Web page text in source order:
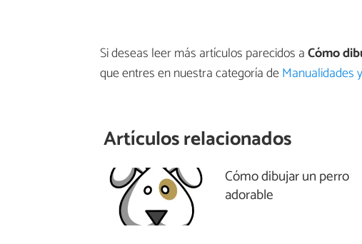
Si deseas leer más artículos parecidos aCómo
que entres en nuestra categoría deManualidades
Artículos relacionados
Cómo dibujar un perro
adorable